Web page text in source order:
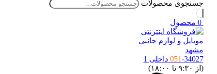
جستجوی محصولات
0 محصول
051-34027 داخلی 1
(از ۹:۳۰ تا ۱۸:۰۰)